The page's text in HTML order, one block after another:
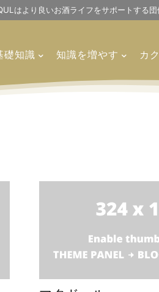
はより良いお酒ライフをサポートする団
礎知識 知識を増やす カ